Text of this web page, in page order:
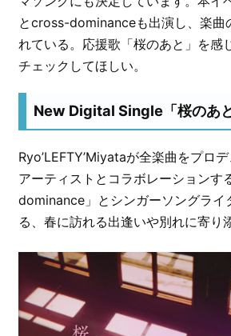
とcross-dominanceも出演し、楽曲
れている。応援歌「桜のあと」を感
チェックしてほしい。
New Digital Single「桜のあ
Ryo’LEFTY’Miyataが全楽曲をプロ
アーティストとコラボレーションす
dominance」とシンガーソングライ
る、春に訪れる出逢いや別れに寄り